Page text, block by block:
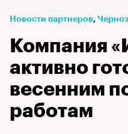
Новости партнеров⁠,
Компания
активно
весенним
работам